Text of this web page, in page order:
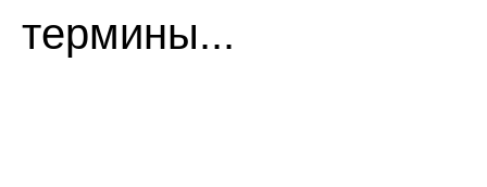
термины...